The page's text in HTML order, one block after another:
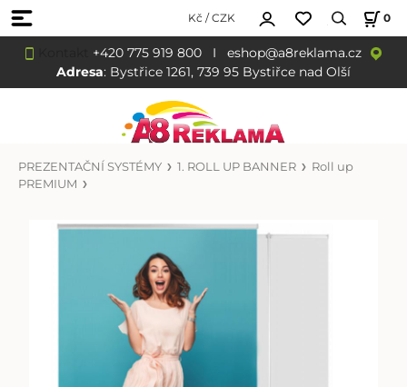
Kč / CZK 0
+420 775 919 800I
eshop@a8reklama.cz
Adresa: Bystřice 1261, 739 95 Bystiřce nad Olší
PREZENTAČNÍ SYSTÉMY 1. ROLL UP BANNER
Roll up
PREMIUM